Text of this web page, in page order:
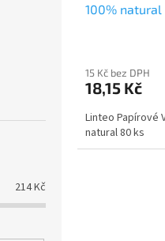
214Kč
100% natural
15 Kč bez DPH
18,15 Kč
Linteo Papírové
natural 80 ks